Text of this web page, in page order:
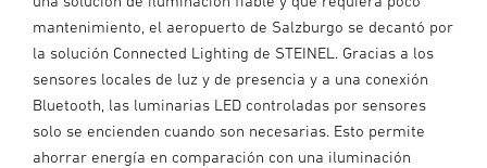
mantenimiento, el aeropuerto de Salzburgo se decantó por
la solución Connected Lighting de STEINEL. Gracias a los
sensores locales de luz y de presencia y a una conexión
Bluetooth, las luminarias LED controladas por sensores
solo se encienden cuando son necesarias. Esto permite
ahorrar energía en comparación con una iluminación